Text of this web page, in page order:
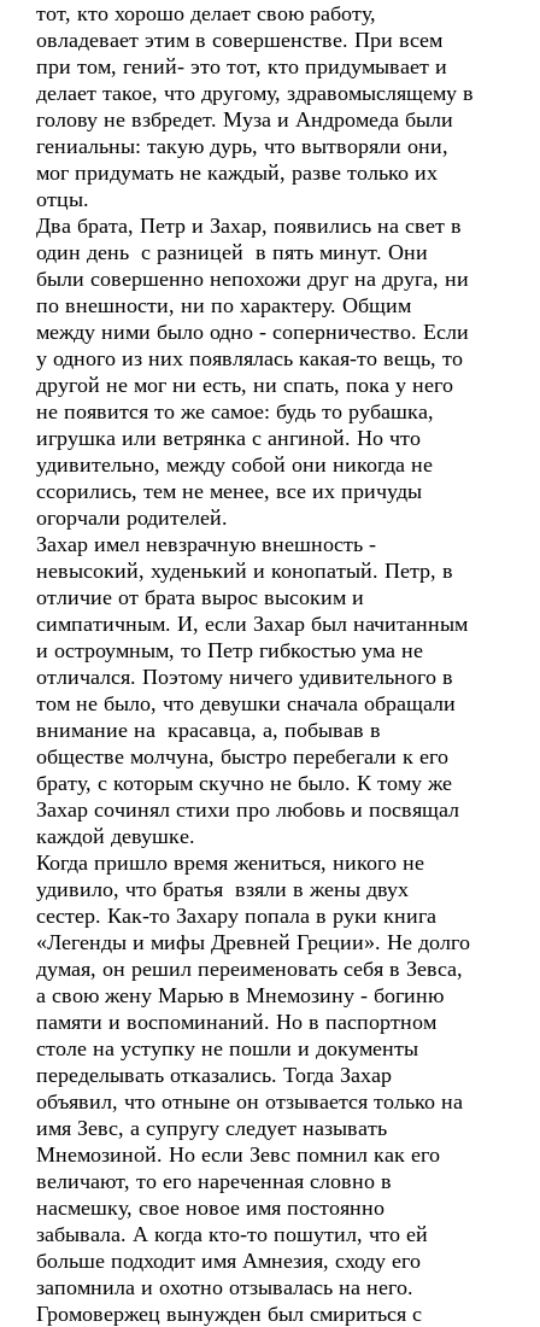
тот, кто хорошо делает свою работу,
овладевает этим в совершенстве. При всем
при том, гений- это тот, кто придумывает и
делает такое, что другому, здравомыслящему в
голову не взбредет. Муза и Андромеда были
гениальны: такую дурь, что вытворяли они,
мог придумать не каждый, разве только их
отцы.
Два брата, Петр и Захар, появились на свет в
один день с разницей в пять минут. Они
были совершенно непохожи друг на друга, ни
по внешности, ни по характеру. Общим
между ними было одно - соперничество. Если
у одного из них появлялась какая-то вещь, то
другой не мог ни есть, ни спать, пока у него
не появится то же самое: будь то рубашка,
игрушка или ветрянка с ангиной. Но что
удивительно, между собой они никогда не
ссорились, тем не менее, все их причуды
огорчали родителей.
Захар имел невзрачную внешность -
невысокий, худенький и конопатый. Петр, в
отличие от брата вырос высоким и
симпатичным. И, если Захар был начитанным
и остроумным, то Петр гибкостью ума не
отличался. Поэтому ничего удивительного в
том не было, что девушки сначала обращали
внимание на красавца, а, побывав в
обществе молчуна, быстро перебегали к его
брату, с которым скучно не было. К тому же
Захар сочинял стихи про любовь и посвящал
каждой девушке.
Когда пришло время жениться, никого не
удивило, что братья взяли в жены двух
сестер. Как-то Захару попала в руки книга
«Легенды и мифы Древней Греции». Не долго
думая, он решил переименовать себя в Зевса,
а свою жену Марью в Мнемозину - богиню
памяти и воспоминаний. Но в паспортном
столе на уступку не пошли и документы
переделывать отказались. Тогда Захар
объявил, что отныне он отзывается только на
имя Зевс, а супругу следует называть
Мнемозиной. Но если Зевс помнил как его
величают, то его нареченная словно в
насмешку, свое новое имя постоянно
забывала. А когда кто-то пошутил, что ей
больше подходит имя Амнезия, сходу его
запомнила и охотно отзывалась на него.
Громовержец вынужден был смириться с